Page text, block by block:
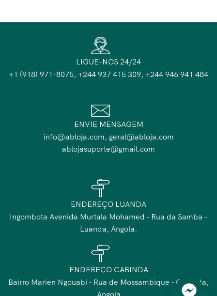
LIGUE-NOS 24/24
+1 (918) 971-8075, +244 937 415 309, +244 946 941 484
ENVIE MENSAGEM
info@abloja.com, geral@abloja.com
ablojasuporte@gmail.com
ENDEREÇO LUANDA
Ingombota Avenida Murtala Mohamed - Rua da Samba -
Luanda, Angola.
ENDEREÇO CABINDA
Bairro Marien Ngouabi - Rua de Mossambique - Cabinda,